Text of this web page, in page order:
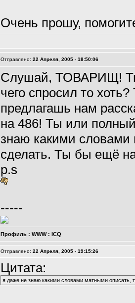
Очень прошу,
Отправлено: 22 Апреля, 2005 - 18:50:06
Слушай, ТОВАРИЩ! Ты
чего спросил то
предлагашь нам
на 486! Ты или
знаю какими словами
сделать. Ты бы ещё
p.s
-----
Профиль : WWW: ICQ
Отправлено: 22 Апреля, 2005 - 19:15:26
Цитата:
я даже не знаю какими словами матными описать,